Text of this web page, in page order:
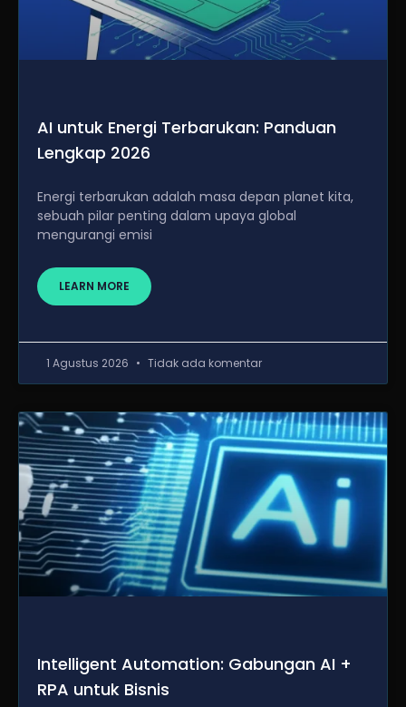
AI untuk Energi Terbarukan: Panduan
Lengkap 2026
Energi terbarukan adalah masa depan planet kita,
sebuah pilar penting dalam upaya global
mengurangi emisi
LEARN MORE
1 Agustus 2026 Tidak ada komentar
Intelligent Automation: Gabungan AI +
RPA untuk Bisnis